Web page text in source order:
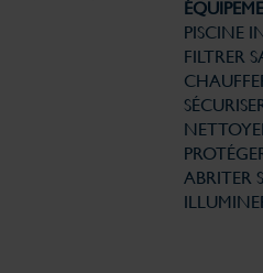
PISCINE
FILTRER
ABRITER